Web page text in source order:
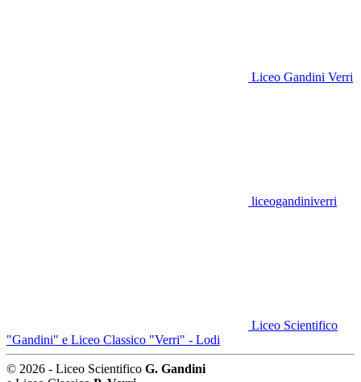
Liceo Gandini Verri
liceogandiniverri
Liceo Scientifico
"Gandini" e Liceo Classico "Verri" - Lodi
© 2026 - Liceo Scientifico G. Gandini